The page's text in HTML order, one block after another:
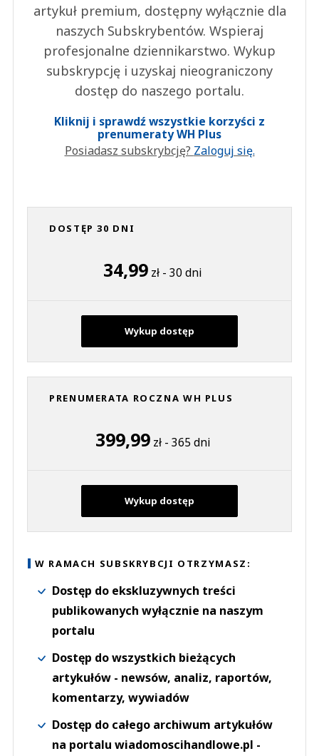
artykuł premium, dostępny wyłącznie dla
naszych Subskrybentów. Wspieraj
profesjonalne dziennikarstwo. Wykup
subskrypcję i uzyskaj nieograniczony
dostęp do naszego portalu.
Kliknij i sprawdź wszystkie korzyści z
prenumeraty WH Plus
Posiadasz subskrybcję? Zaloguj się.
DOSTĘP 30 DNI
34,99 zł - 30 dni
Wykup dostęp
PRENUMERATA ROCZNA WH PLUS
399,99zł - 365 dni
Wykup dostęp
W RAMACH SUBSKRYBCJI OTRZYMASZ:
Dostęp do ekskluzywnych treści
publikowanych wyłącznie na naszym
portalu
Dostęp do wszystkich bieżących
artykułów - newsów, analiz, raportów,
komentarzy, wywiadów
Dostęp do całego archiwum artykułów
na portalu wiadomoscihandlowe.pl -